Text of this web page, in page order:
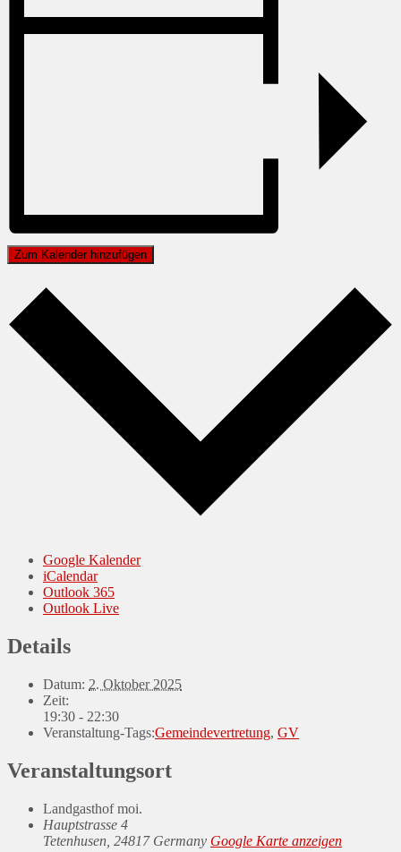
Zum Kalender hinzufügen
Google Kalender
iCalendar
Outlook 365
Outlook Live
Details
Datum: 2. Oktober 2025
Zeit:
19:30 - 22:30
Veranstaltung-Tags:Gemeindevertretung, GV
Veranstaltungsort
Landgasthof moi.
Hauptstrasse 4
Tetenhusen 24817 Germany Google Karte anzeigen